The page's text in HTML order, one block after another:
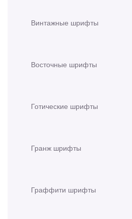
Винтажные шрифты
Восточные шрифты
Готические шрифты
Гранж шрифты
Граффити шрифты